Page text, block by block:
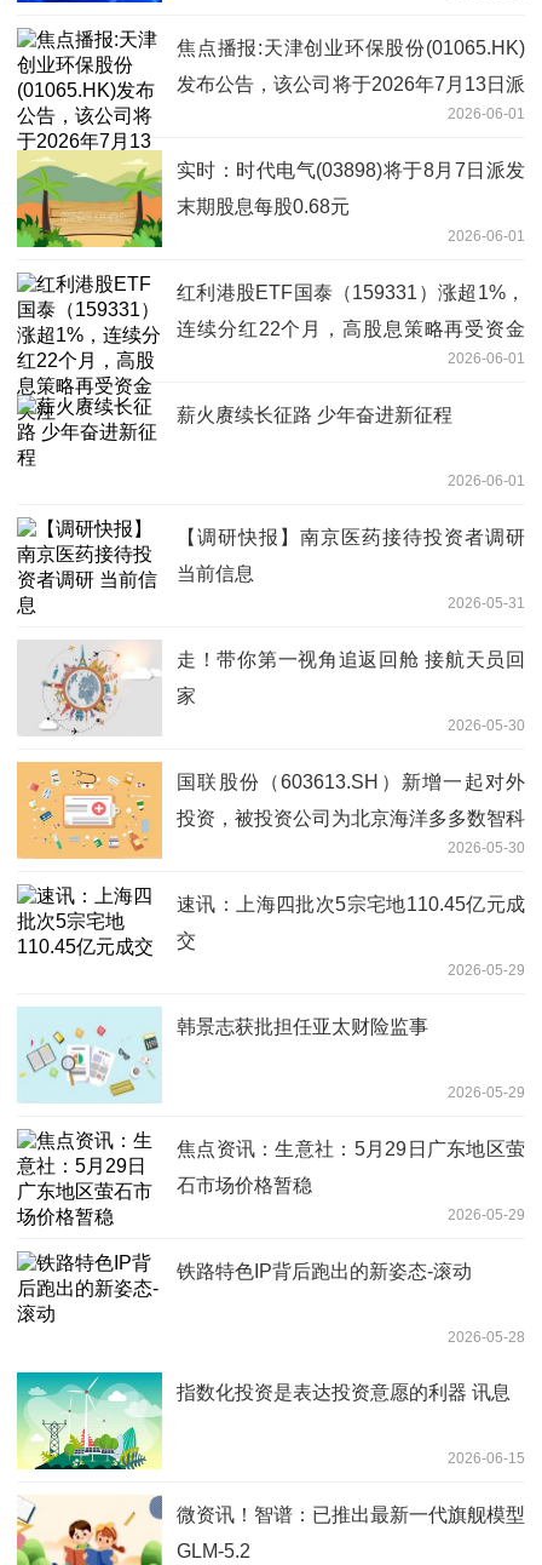
焦点播报:天津创业环保股份(01065.HK)
发布公告，该公司将于2026年7月13日派
发末期股息每10股2.09元人民币2026-06-01
实时：时代电气(03898)将于8月7日派发
末期股息每股0.68元
2026-06-01
红利港股ETF国泰（159331）涨超1%，
连续分红22个月，高股息策略再受资金
2026-06-01
薪火赓续长征路 少年奋进新征程
2026-06-01
【调研快报】南京医药接待投资者调研
当前信息
2026-05-31
走！带你第一视角追返回舱 接航天员回
家
2026-05-30
国联股份（603613.SH）新增一起对外
投资，被投资公司为北京海洋多多数智科
2026-05-30
速讯：上海四批次5宗宅地110.45亿元成
交
2026-05-29
韩景志获批担任亚太财险监事
2026-05-29
焦点资讯：生意社：5月29日广东地区萤
石市场价格暂稳
2026-05-29
铁路特色IP背后跑出的新姿态-滚动
2026-05-28
指数化投资是表达投资意愿的利器 讯息
2026-06-15
微资讯！智谱：已推出最新一代旗舰模型
GLM-5.2